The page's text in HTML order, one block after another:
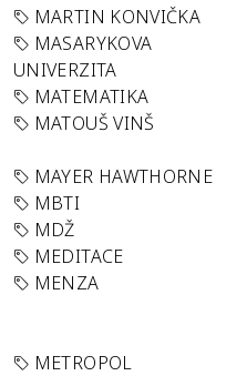
MARTIN KONVIČKA
MASARYKOVA
UNIVERZITA
MATEMATIKA
MATOUŠ VINŠ
MAYER HAWTHORNE
MBTI
MDŽ
MEDITACE
MENZA
METROPOL